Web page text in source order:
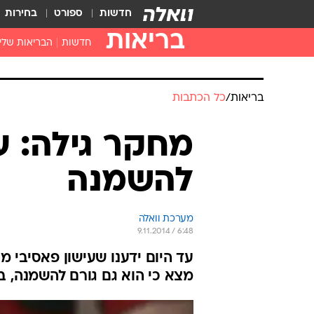
חדשות ספורט בחירות
בריאות חדשות הבריאות שלי
בית מרקחת
בריאות האישה
בריאות/כל הכתבות
מחקר גילה:
להשמנה
מערכת וואלה
9.11.2014 / 6:48
עד היום ידענו שעישון
מצא כי הוא גם גורם להשמנה,